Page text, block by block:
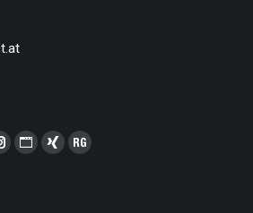
Website
XINGResearchGate